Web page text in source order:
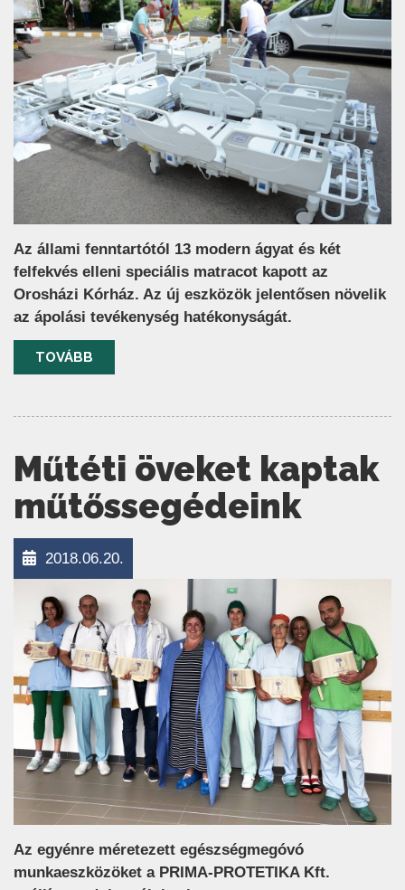
Az állami fenntartótól 13 modern ágyat és két
felfekvés elleni speciális matracot kapott az
Orosházi Kórház. Az új eszközök jelentősen növelik
az ápolási tevékenység hatékonyságát.
TOVÁBB
Műtéti öveket kaptak
műtőssegédeink
2018.06.20.
Az egyénre méretezett egészségmegóvó
munkaeszközöket a PRIMA-PROTETIKA Kft.